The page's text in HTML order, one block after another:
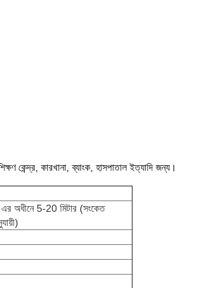
কেন্দ্র, কারখানা, ব্যাংক, হাসপাতাল ইত্যাদি জন্য।
অধীনে 5-20 মিটার (সংকেত